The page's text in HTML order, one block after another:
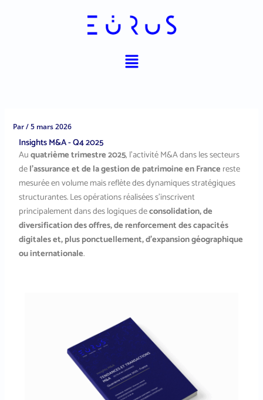
Menu
Par/5 mars 2026
Insights M&A - Q4 2025
Auquatrième trimestre 2025, l’activité M&A dans les secteurs
del’assurance et de la gestion de patrimoine en France reste
mesurée en volume mais reflète des dynamiques stratégiques
structurantes. Les opérations réalisées s’inscrivent
principalement dans des logiques deconsolidation, de
diversification des offres, de renforcement des capacités
digitales et, plus ponctuellement, d’expansion géographique
ou internationale.